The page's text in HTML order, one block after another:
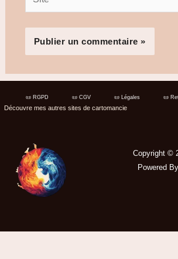
📜 RGPD 📜 CGV 📜 Légales 📜
Découvre mes autres sites de cartomancie
Copyright ©
Powered